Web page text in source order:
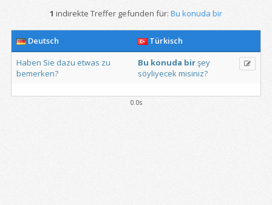
1 indirekte Treffer gefunden für: Bu konuda bir
Deutsch
Türkisch
Haben Sie dazu etwas zu
bemerken?
Bu konuda birşey
söyliyecekmisiniz?
0.0s